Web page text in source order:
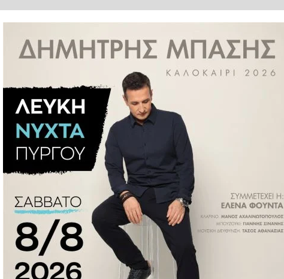
παρουσίασε τις βασικές
πολιτικής και της ελληνικής
μια ισχυρή και εξωστρεφής χώρα
σήμερα, για πρώτη φορά,
Πρεσβειών και των Μονίμων
μαζί τους και άκουσε την
με τους επικεφαλής των
την παρουσίαση των βασικών
για το 2022, έχει στόχο τον
των διπλωματικών αρχώνγια
Πρόθεση του Κυριάκου
να καθιερωθεί σε ετήσια βάση.